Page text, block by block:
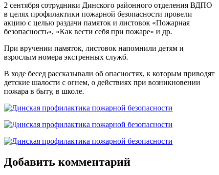
2 сентября сотрудники Динского районного отделения ВДПО
в целях профилактики пожарной безопасности провели
акцию с целью раздачи памяток и листовок «Пожарная
безопасность», «Как вести себя при пожаре» и др.
При вручении памяток, листовок напомнили детям и
взрослым номера экстренных служб.
В ходе бесед рассказывали об опасностях, к которым приводят
детские шалости с огнем, о действиях при возникновении
пожара в быту, в школе.
Добавить комментарий